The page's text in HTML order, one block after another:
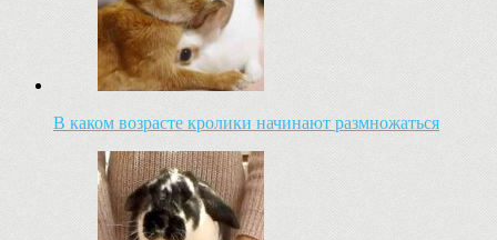
В каком возрасте кролики начинают размножаться